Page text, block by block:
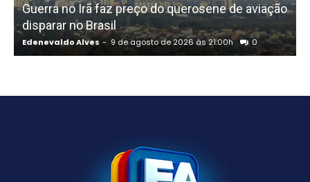
Guerra no Irã faz preço do querosene de aviação
disparar no Brasil
Edenevaldo Alves - 9 de agosto de 2026 às 21:00h 0